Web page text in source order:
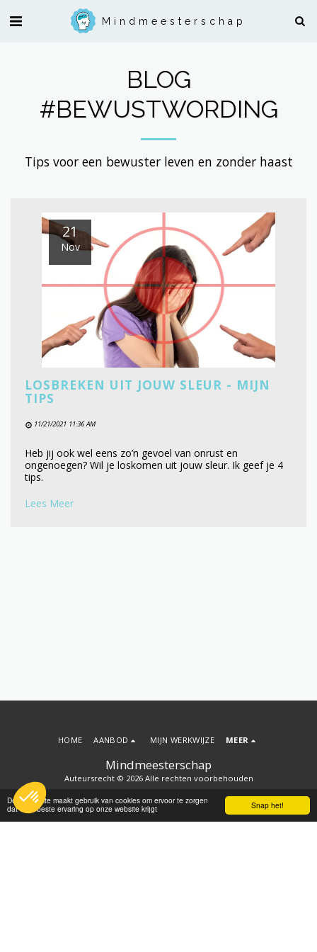
Snap het!
Deze website maakt gebruik van cookies om ervoor te zorgen
dat u de beste ervaring op onze website krijgt
Mindmeesterschap
BLOG
#BEWUSTWORDING
Tips voor een bewuster leven en zonder haast
21
Nov
LOSBREKEN UIT JOUW SLEUR - MIJN
TIPS
11/21/2021 11:36 AM
Heb jij ook wel eens zo’n gevoel van onrust en
ongenoegen? Wil je loskomen uit jouw sleur. Ik geef je 4
tips.
Lees Meer
Mindmeesterschap
Auteursrecht © 2026 Alle rechten voorbehouden
Algemene voorwaarden en integriteitscode
HOME AANBOD MIJN WERKWIJZE MEER